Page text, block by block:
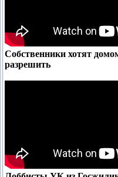
Собственники хотят
разрешить